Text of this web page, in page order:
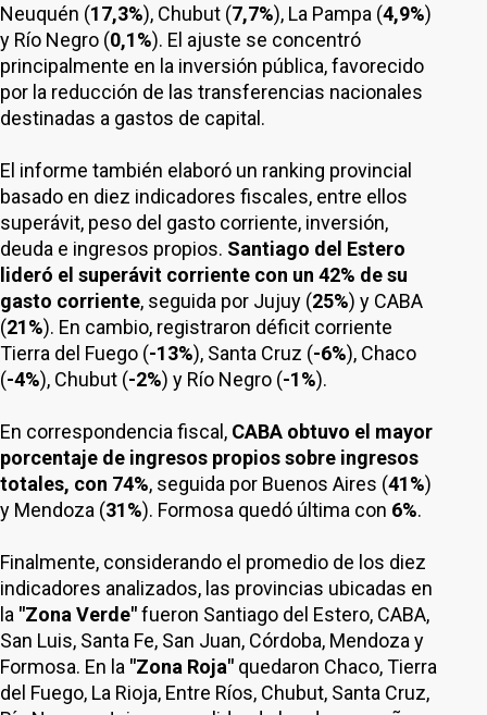
Neuquén (17,3%), Chubut (7,7%), La Pampa (4,9%)
y Río Negro (0,1%). El ajuste se concentró
principalmente en la inversión pública, favorecido
por la reducción de las transferencias nacionales
destinadas a gastos de capital.
El informe también elaboró un ranking provincial
basado en diez indicadores fiscales, entre ellos
superávit, peso del gasto corriente, inversión,
deuda e ingresos propios. Santiago del Estero
lideró el superávit corriente con un 42% de su
gasto corriente, seguida por Jujuy (25%) y CABA
(21%). En cambio, registraron déficit corriente
Tierra del Fuego (-13%), Santa Cruz (-6%), Chaco
(-4%), Chubut (-2%) y Río Negro (-1%).
En correspondencia fiscal, CABA obtuvo el mayor
porcentaje de ingresos propios sobre ingresos
totales, con 74%, seguida por Buenos Aires (41%)
y Mendoza (31%). Formosa quedó última con 6%.
Finalmente, considerando el promedio de los diez
indicadores analizados, las provincias ubicadas en
la "Zona Verde"fueron Santiago del Estero, CABA,
San Luis, Santa Fe, San Juan, Córdoba, Mendoza y
Formosa. En la "Zona Roja" quedaron Chaco, Tierra
del Fuego, La Rioja, Entre Ríos, Chubut, Santa Cruz,